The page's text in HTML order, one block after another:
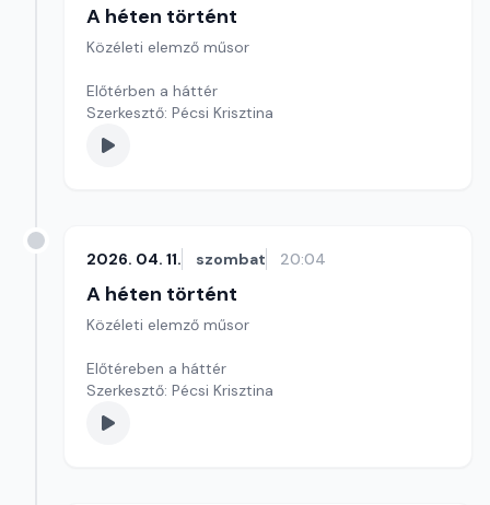
A héten történt
Közéleti elemző műsor
Előtérben a háttér
Szerkesztő: Pécsi Krisztina
2026. 04. 11. szombat 20:04
A héten történt
Közéleti elemző műsor
Előtéreben a háttér
Szerkesztő: Pécsi Krisztina